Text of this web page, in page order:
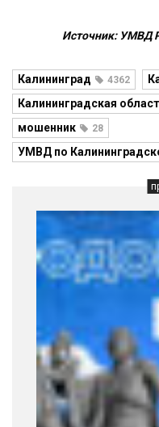
Источник: УМВД
Калининград 4362
Калининградская
мошенник 28
УМВД по